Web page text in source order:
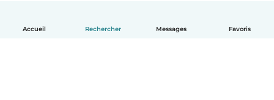
Accueil Rechercher Messages Favoris